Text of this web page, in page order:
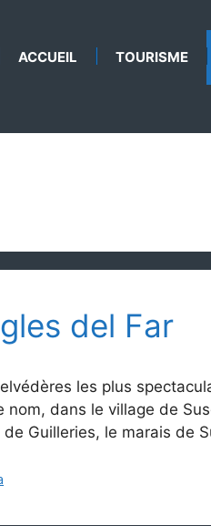
ACCUEIL TOURISME
del Far
les plus
nom, dans le village de
Guilleries, le marais de